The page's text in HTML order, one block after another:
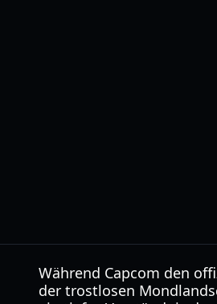
Während Capcom den
der trostlosen